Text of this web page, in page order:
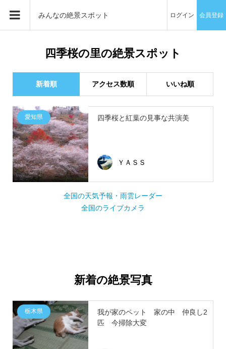
みんなの絶景スポット ログイン 会員登録
四季桜の里の絶景スポット
新着順 アクセス数順 いいね順
愛知県 四季桜と紅葉の見事な共演美
ＹＡＳＳ
全国の天気予報・雨雲レーダー
全国のライブカメラ
新着の絶景写真
栃木県
我が家のペット 家の中 仲良し2
匹 今掃除大変